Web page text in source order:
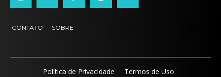
CONTATO SOBRE
Política de Privacidade Termos de Uso